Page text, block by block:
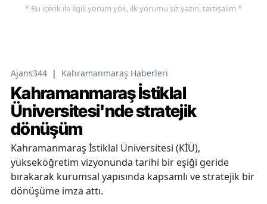
* Bu içerik ile ilgili yorum yok, ilk yorumu siz yazın, tartışalım *
Ajans344 | Kahramanmaraş Haberleri
Kahramanmaraş İstiklal
Üniversitesi'nde stratejik
dönüşüm
Kahramanmaraş İstiklal Üniversitesi (KİÜ),
yükseköğretim vizyonunda tarihi bir eşiği geride
bırakarak kurumsal yapısında kapsamlı ve stratejik bir
dönüşüme imza attı.